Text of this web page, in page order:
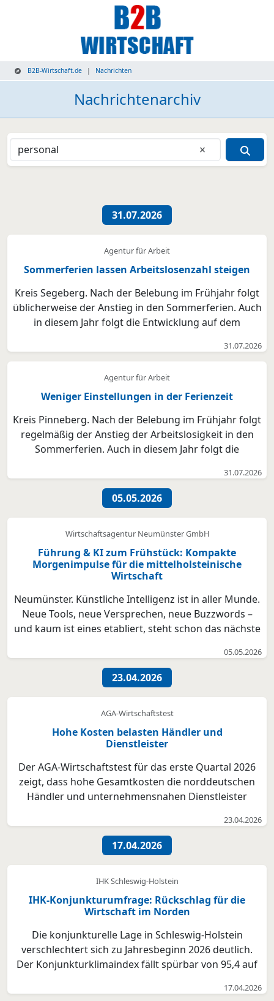
B2B-Wirtschaft.de Nachrichten
Nachrichtenarchiv
Eingabe
31.07.2026
Agentur für Arbeit
Sommerferien lassen Arbeitslosenzahl steigen
Kreis Segeberg. Nach der Belebung im Frühjahr folgt
üblicherweise der Anstieg in den Sommerferien. Auch
in diesem Jahr folgt die Entwicklung auf dem
Arbeitslosenzahl ist im Juli deutlich angestiegen. Sie
starte...
31.07.2026
Agentur für Arbeit
Weniger Einstellungen in der Ferienzeit
Kreis Pinneberg. Nach der Belebung im Frühjahr folgt
regelmäßig der Anstieg der Arbeitslosigkeit in den
Sommerferien. Auch in diesem Jahr folgt die
Zyklus. Die Arbeitslosenzahl ist im Juli deutlich
angestiegen. Sie liegt auch im Vergleich zum Vorjah...
31.07.2026
05.05.2026
Wirtschaftsagentur Neumünster GmbH
Führung & KI zum Frühstück: Kompakte
Morgenimpulse für die mittelholsteinische
Wirtschaft
Neumünster. Künstliche Intelligenz ist in aller Munde.
Neue Tools, neue Versprechen, neue Buzzwords –
und kaum ist eines etabliert, steht schon das nächste
drängen ganz andere Themen nach vorne:
wachsende Erwartungen von Kundinnen, Kunden
und Mitarbeiten...
05.05.2026
23.04.2026
AGA-Wirtschaftstest
Hohe Kosten belasten Händler und
Dienstleister
Der AGA-Wirtschaftstest für das erste Quartal 2026
zeigt, dass hohe Gesamtkosten die norddeutschen
Händler und unternehmensnahen Dienstleister
entsprechend angespannt. Für die kommenden
sechs Monate rechnet zwar eine Mehrheit mit
gleichbleibenden Umsätzen...
23.04.2026
17.04.2026
IHK Schleswig-Holstein
IHK-Konjunkturumfrage: Rückschlag für die
Wirtschaft im Norden
Die konjunkturelle Lage in Schleswig-Holstein
verschlechtert sich zu Jahresbeginn 2026 deutlich.
Der Konjunkturklimaindex fällt spürbar von 95,4 auf
langjährigen Durchschnitt von 106 Punkten. Die
17.04.2026